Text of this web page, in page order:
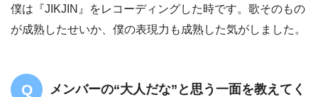
僕は『JIKJIN』をレコーディングした時です。歌そのもの
が成熟したせいか、僕の表現力も成熟した気がしました。
メンバーの“大人だな”と思う一面を教えてく